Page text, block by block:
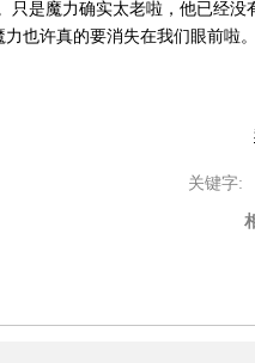
是魔力确实太老啦，他已经没
也许真的要消失在我们眼前啦。
关键字: